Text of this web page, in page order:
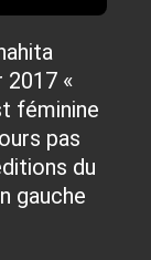
2017 «
féminine
pas
du
gauche